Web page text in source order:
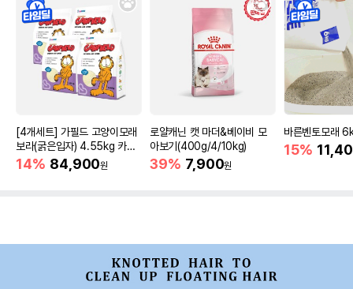
[4개세트] 가필드 고양이모래
보라(굵은입자) 4.55kg 카사
바모래
14% 84,900원
로얄캐닌 캣 마더&베이비 모
아보기(400g/4/10kg)
39% 7,900원
바른벤토모래
15%